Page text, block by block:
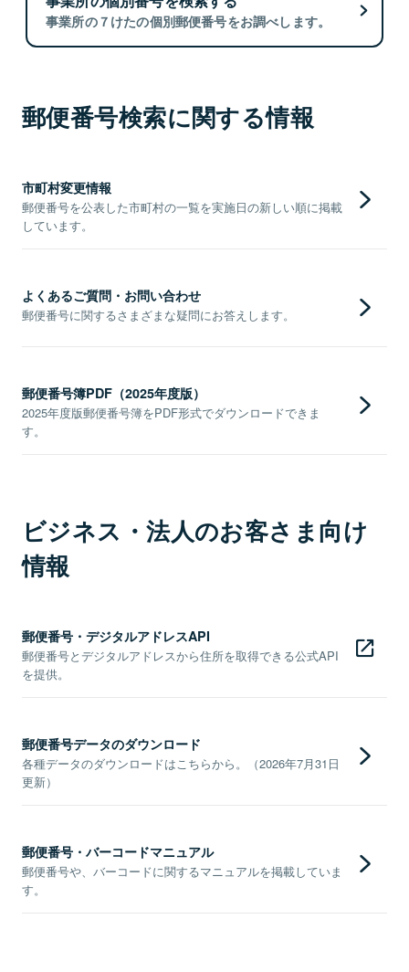
事業所の７けたの個別郵便番号をお調べします。
郵便番号検索に関する情報
市町村変更情報
郵便番号を公表した市町村の一覧を実施日の新しい順に掲載
しています。
よくあるご質問・お問い合わせ
郵便番号に関するさまざまな疑問にお答えします。
郵便番号簿PDF（2025年度版）
2025年度版郵便番号簿をPDF形式でダウンロードできま
す。
ビジネス・法人のお客さま向け
情報
郵便番号・デジタルアドレスAPI
郵便番号とデジタルアドレスから住所を取得できる公式API
を提供。
郵便番号データのダウンロード
各種データのダウンロードはこちらから。（2026年7月31日
更新）
郵便番号・バーコードマニュアル
郵便番号や、バーコードに関するマニュアルを掲載していま
す。